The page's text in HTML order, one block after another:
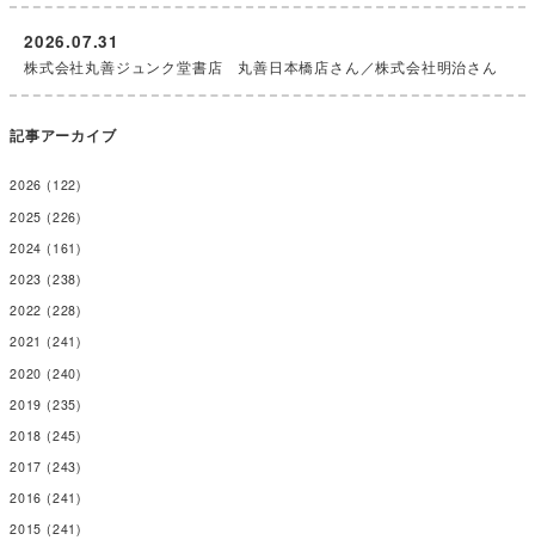
株式会社丸善ジュンク堂書店 丸善日本橋店さん／株式会社明治さん
2026.07.31
記事アーカイブ
2026 (122)
2025 (226)
2024 (161)
2023 (238)
2022 (228)
2021 (241)
2020 (240)
2019 (235)
2018 (245)
2017 (243)
2016 (241)
2015 (241)